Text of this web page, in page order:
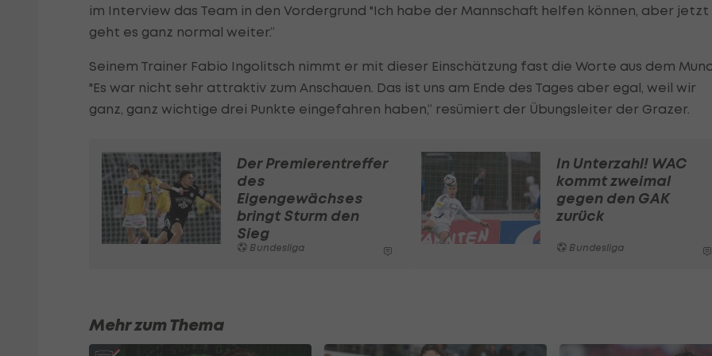
im Interview das Team in den Vordergrund "Ich habe der Mannschaft helfen können, aber jetzt
geht es ganz normal weiter.“
Seinem Trainer Fabio Ingolitsch nimmt er mit dieser Einschätzung fast die Worte aus dem
"Es war nicht sehr attraktiv zum Anschauen. Das ist uns am Ende des Tages aber egal, weil wir
ganz, ganz wichtige drei Punkte eingefahren haben,“ resümiert der Übungsleiter der Grazer.
Der Premierentreffer
des
Eigengewächses
bringt Sturm den
Sieg
Bundesliga
In Unterzahl! WAC
kommt zweimal
gegen den GAK
zurück
Bundesliga
Mehr zum Thema